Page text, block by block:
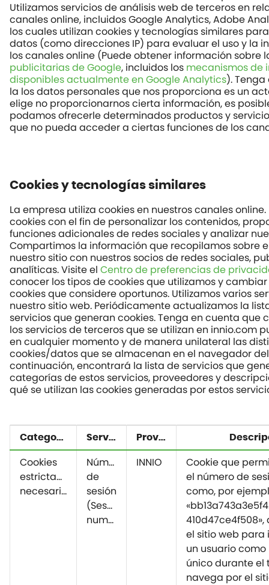
Utilizamos servicios de análisis web de terceros en
canales online, incluidos Google Analytics, Adobe
los cuales utilizan cookies y tecnologías similares
datos (como direcciones IP) para evaluar el uso y la
los canales online (Puede obtener información sobre
publicitarias de Google, incluidos los mecanismos de
disponibles actualmente en Google Analytics).
la los datos personales que nos proporciona es un
elige no proporcionarnos cierta información, es
podamos ofrecerle determinados productos y
que no pueda acceder a ciertas funciones de los
Cookies y tecnologías similares
La empresa utiliza cookies en nuestros canales online.
cookies con el fin de personalizar los contenidos,
funciones adicionales de redes sociales y analizar
Compartimos la información que recopilamos sobre
nuestro sitio con nuestros socios de redes sociales,
analíticas. Visite el Centro de preferencias de
conocer los tipos de cookies que utilizamos y
cookies que considere oportunos. Utilizamos varios
nuestro sitio web. Periódicamente actualizamos la
servicios que generan cookies. Tenga en cuenta que
los servicios de terceros que se utilizan en innio.com
en cualquier momento y de manera unilateral las
cookies/datos que se almacenan en el navegador
continuación, encontrará la lista de servicios que
categorías de estos servicios, proveedores y
qué se utilizan las cookies generadas por estos
Categoría Servicio Proveedor
Cookies
estrictamente
necesarias
Número
de
sesión
(Session
number)
INNIO
Cookie que
el número de
como, por
el sitio web
un usuario como
único durante el
navega por el